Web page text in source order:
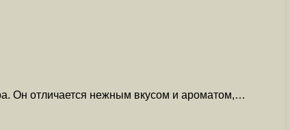
Он отличается нежным вкусом и ароматом,…